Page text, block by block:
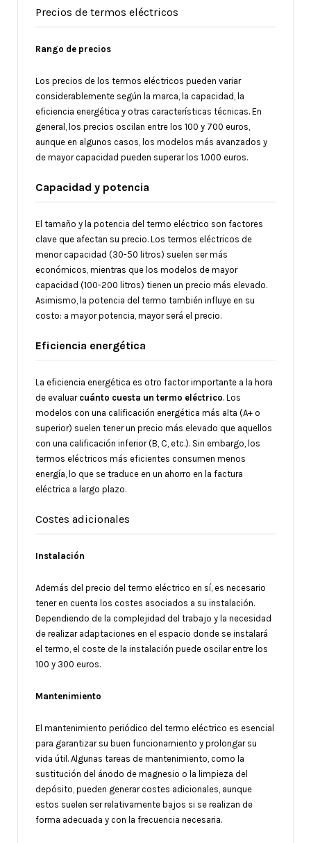
Precios de termos eléctricos
Rango de precios
Los precios de los termos eléctricos pueden variar
considerablemente según la marca, la capacidad, la
eficiencia energética y otras características técnicas. En
general, los precios oscilan entre los 100 y 700 euros,
aunque en algunos casos, los modelos más avanzados y
de mayor capacidad pueden superar los 1.000 euros.
Capacidad y potencia
El tamaño y la potencia del termo eléctrico son factores
clave que afectan su precio. Los termos eléctricos de
menor capacidad (30-50 litros) suelen ser más
económicos, mientras que los modelos de mayor
capacidad (100-200 litros) tienen un precio más elevado.
Asimismo, la potencia del termo también influye en su
costo: a mayor potencia, mayor será el precio.
Eficiencia energética
La eficiencia energética es otro factor importante a la hora
de evaluar cuánto cuesta un termo eléctrico. Los
modelos con una calificación energética más alta (A+ o
superior) suelen tener un precio más elevado que aquellos
con una calificación inferior (B, C, etc.). Sin embargo, los
termos eléctricos más eficientes consumen menos
energía, lo que se traduce en un ahorro en la factura
eléctrica a largo plazo.
Costes adicionales
Instalación
Además del precio del termo eléctrico en sí, es necesario
tener en cuenta los costes asociados a su instalación.
Dependiendo de la complejidad del trabajo y la necesidad
de realizar adaptaciones en el espacio donde se instalará
el termo, el coste de la instalación puede oscilar entre los
100 y 300 euros.
Mantenimiento
El mantenimiento periódico del termo eléctrico es esencial
para garantizar su buen funcionamiento y prolongar su
vida útil. Algunas tareas de mantenimiento, como la
sustitución del ánodo de magnesio o la limpieza del
depósito, pueden generar costes adicionales, aunque
estos suelen ser relativamente bajos si se realizan de
forma adecuada y con la frecuencia necesaria.